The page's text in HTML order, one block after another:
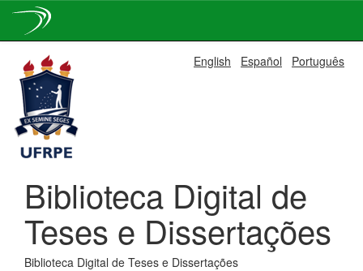
navigation
English Español Português
Biblioteca Digital de
Teses e Dissertações
Biblioteca Digital de Teses e Dissertações